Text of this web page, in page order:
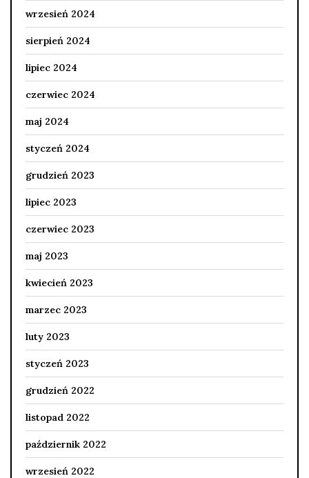
wrzesień 2024
sierpień 2024
lipiec 2024
czerwiec 2024
maj 2024
styczeń 2024
grudzień 2023
lipiec 2023
czerwiec 2023
maj 2023
kwiecień 2023
marzec 2023
luty 2023
styczeń 2023
grudzień 2022
listopad 2022
październik 2022
wrzesień 2022